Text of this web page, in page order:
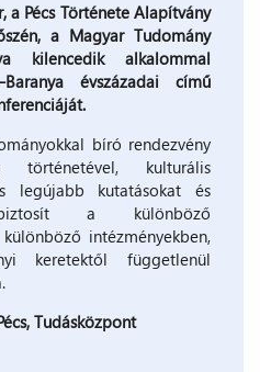
a Pécs Története Alapítvány
a Magyar Tudomány
kilencedik alkalommal
évszázadai című
bíró rendezvény
kulturális
legújabb kutatásokat és
a különböző
intézményekben,
keretektől függetlenül
Tudásközpont